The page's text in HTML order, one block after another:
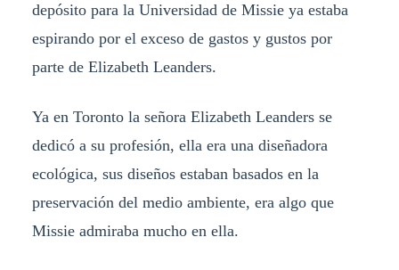
depósito para la Universidad de Missie ya estaba
espirando por el exceso de gastos y gustos por
parte de Elizabeth Leanders.
Ya en Toronto la señora Elizabeth Leanders se
dedicó a su profesión, ella era una diseñadora
ecológica, sus diseños estaban basados en la
preservación del medio ambiente, era algo que
Missie admiraba mucho en ella.